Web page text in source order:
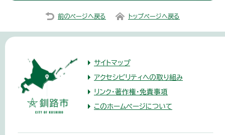
前のページへ戻る トップページへ戻る
サイトマップ
アクセシビリティへの取り組み
リンク・著作権・免責事項
このホームページについて